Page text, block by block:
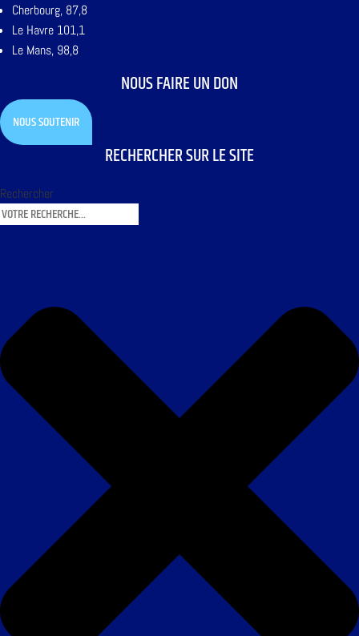
Cherbourg, 87,8
Le Havre 101,1
Le Mans, 98,8
NOUS FAIRE UN DON
NOUS SOUTENIR
RECHERCHER SUR LE SITE
Rechercher